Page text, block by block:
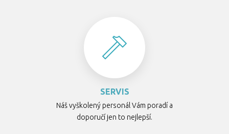
SERVIS
Náš vyškolený personál Vám poradí a
doporučí jen to nejlepší.